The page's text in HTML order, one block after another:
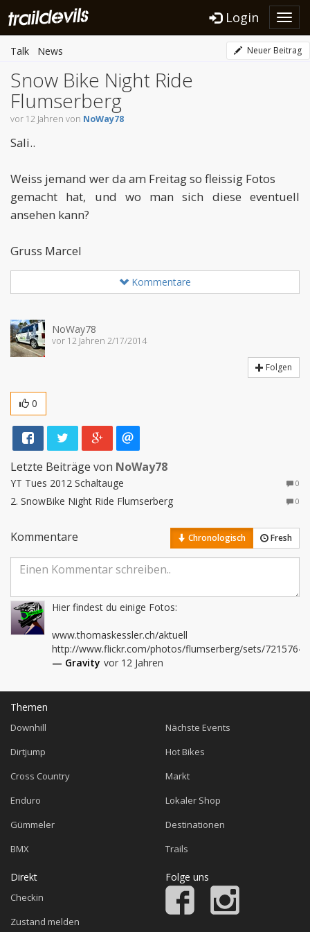
Login
Talk News Neuer Beitrag
Snow Bike Night Ride
Flumserberg
vor 12 Jahren von NoWay78
Sali..
Weiss jemand wer da am Freitag so fleissig Fotos
gemacht hat, und wo man sich diese eventuell
ansehen kann?
Gruss Marcel
Kommentare
NoWay78
vor 12 Jahren 2/17/2014
Folgen
0
Letzte Beiträge von NoWay78
YT Tues 2012 Schaltauge 0
2. SnowBike Night Ride Flumserberg 0
Kommentare Chronologisch Fresh
Hier findest du einige Fotos:
www.thomaskessler.ch/aktuell
http://www.flickr.com/photos/flumserberg/sets/
— Gravity vor 12 Jahren
Themen
Downhill
Dirtjump
Cross Country
Enduro
Gümmeler
BMX
Nächste Events
Hot Bikes
Markt
Lokaler Shop
Destinationen
Trails
Direkt
Checkin
Zustand melden
Folge uns